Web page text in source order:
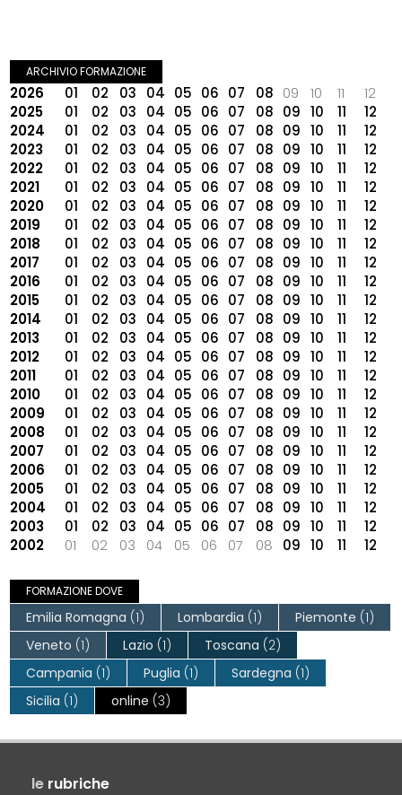
ARCHIVIO FORMAZIONE
2026 01 02 03 04 05 06 07 08 09 10 11
12
2025
01 02 03 04 05 06 07 08 09 10 11
12
2024
01 02 03 04 05 06 07 08 09 10 11
12
2023
01 02 03 04 05 06 07 08 09 10 11
12
2022
01 02 03 04 05 06 07 08 09 10 11
12
2021
01 02 03 04 05 06 07 08 09 10 11
12
2020
01 02 03 04 05 06 07 08 09 10 11
12
2019
01 02 03 04 05 06 07 08 09 10 11
12
2018
01 02 03 04 05 06 07 08 09 10 11
12
2017
01 02 03 04 05 06 07 08 09 10 11
12
2016
01 02 03 04 05 06 07 08 09 10 11
12
2015
01 02 03 04 05 06 07 08 09 10 11
12
2014
01 02 03 04 05 06 07 08 09 10 11
12
2013
01 02 03 04 05 06 07 08 09 10 11
12
2012
01 02 03 04 05 06 07 08 09 10 11
12
2011
01 02 03 04 05 06 07 08 09 10 11
12
2010
01 02 03 04 05 06 07 08 09 10 11
12
2009
01 02 03 04 05 06 07 08 09 10 11
12
2008
01 02 03 04 05 06 07 08 09 10 11
12
2007
01 02 03 04 05 06 07 08 09 10 11
12
2006
01 02 03 04 05 06 07 08 09 10 11
12
2005
01 02 03 04 05 06 07 08 09 10 11
12
2004
01 02 03 04 05 06 07 08 09 10 11
12
2003
01 02 03 04 05 06 07 08 09 10 11
12
2002
01 02 03 04 05 06 07 08 09 10 11 12
FORMAZIONE DOVE
Emilia Romagna (1) Lombardia (1) Piemonte (1)
Veneto (1) Lazio (1) Toscana (2)
Campania (1) Puglia (1) Sardegna (1)
Sicilia (1) online (3)
le rubriche